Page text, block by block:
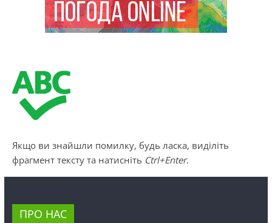
Якщо ви знайшли помилку, будь ласка, виділіть
фрагмент тексту та натисніть Ctrl+Enter.
ПРО НАС